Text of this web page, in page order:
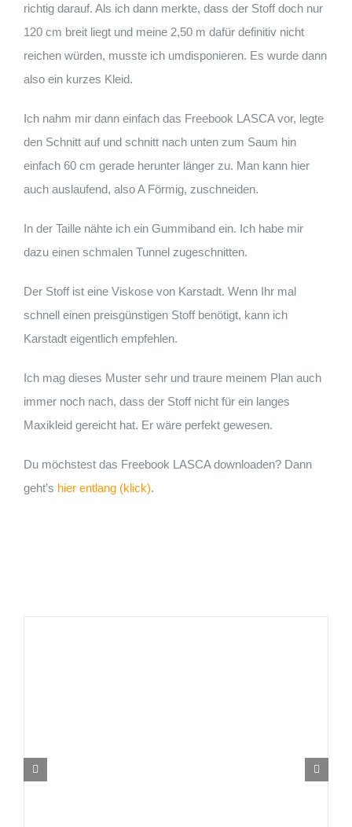
richtig darauf. Als ich dann merkte, dass der Stoff doch nur
120 cm breit liegt und meine 2,50 m dafür definitiv nicht
reichen würden, musste ich umdisponieren. Es wurde dann
also ein kurzes Kleid.
Ich nahm mir dann einfach das Freebook LASCA vor, legte
den Schnitt auf und schnitt nach unten zum Saum hin
einfach 60 cm gerade herunter länger zu. Man kann hier
auch auslaufend, also A Förmig, zuschneiden.
In der Taille nähte ich ein Gummiband ein. Ich habe mir
dazu einen schmalen Tunnel zugeschnitten.
Der Stoff ist eine Viskose von Karstadt. Wenn Ihr mal
schnell einen preisgünstigen Stoff benötigt, kann ich
Karstadt eigentlich empfehlen.
Ich mag dieses Muster sehr und traure meinem Plan auch
immer noch nach, dass der Stoff nicht für ein langes
Maxikleid gereicht hat. Er wäre perfekt gewesen.
Du möchstest das Freebook LASCA downloaden? Dann
geht’s hier entlang (klick).